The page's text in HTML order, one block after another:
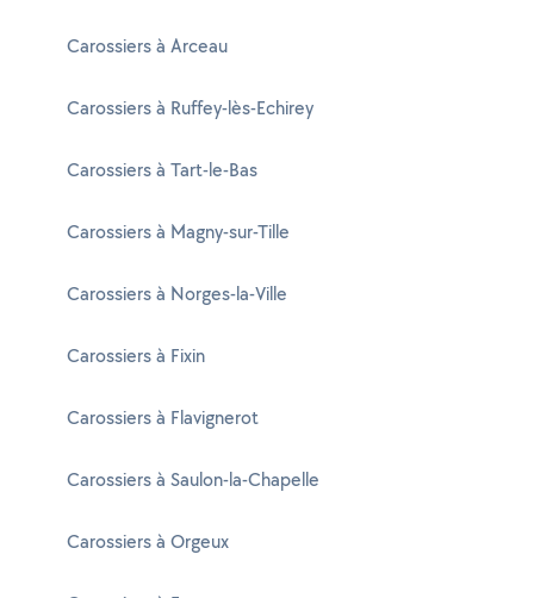
Carossiers à Arceau
Carossiers à Ruffey-lès-Echirey
Carossiers à Tart-le-Bas
Carossiers à Magny-sur-Tille
Carossiers à Norges-la-Ville
Carossiers à Fixin
Carossiers à Flavignerot
Carossiers à Saulon-la-Chapelle
Carossiers à Orgeux